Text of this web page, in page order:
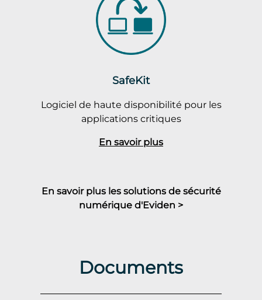
SafeKit
Logiciel de haute disponibilité pour les
applications critiques
En savoir plus
En savoir plus les solutions de sécurité
numérique d'Eviden >
Documents